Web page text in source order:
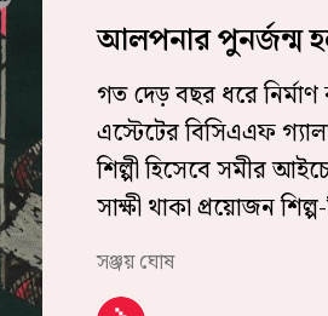
আলপনার পুনর্জন্ম
গত দেড় বছর ধরে
এস্টেটের বিসিএএফ
শিল্পী হিসেবে সমীর
সাক্ষী থাকা প্রয়োজন
সঞ্জয় ঘোষ